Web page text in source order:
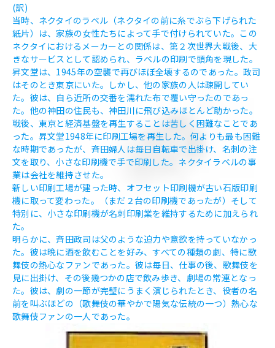
(訳)
当時、ネクタイのラベル（ネクタイの前に糸でぶら下げられた
紙片）は、家族の女性たちによって手で付けられていた。この
ネクタイにおけるメーカーとの関係は、第２次世界大戦後、大
きなサービスとして認められ、ラベルの印刷で頭角を現した。
昇文堂は、1945年の空襲で再びほぼ全壊するのであった。政司
はそのとき東京にいた。しかし、他の家族の人は疎開してい
た。彼は、自ら近所の交番を濡れた布で覆い守ったのであっ
た。他の神田の住民も、神田川に飛び込みほとんど助かった。
戦後、東京と経済基盤を再生することは苦しく困難なことであ
った。昇文堂1948年に印刷工場を再生した。何よりも最も困難
な時期であったが、斉田婦人は毎日自転車で出掛け、名刺の注
文を取り、小さな印刷機で手で印刷した。ネクタイラベルの事
業は会社を維持させた。
新しい印刷工場が建った時、オフセット印刷機が古い石版印刷
機に取って変わった。（まだ２台の印刷機であったが）そして
特別に、小さな印刷機が名刺印刷業を維持するために加えられ
た。
明らかに、斉田政司は父のような迫力や意欲を持っていなかっ
た。彼は晩に酒を飲むことを好み、すべての種類の劇、特に歌
舞伎の熱心なファンであった。彼は毎日、仕事の後、歌舞伎を
見に出掛け、その後幾つかの店で飲み歩き、劇場の常連となっ
た。彼は、劇の一節が完璧にうまく演じられたとき、役者の名
前を叫ぶほどの（歌舞伎の華やかで陽気な伝統の一つ）熱心な
歌舞伎ファンの一人であった。